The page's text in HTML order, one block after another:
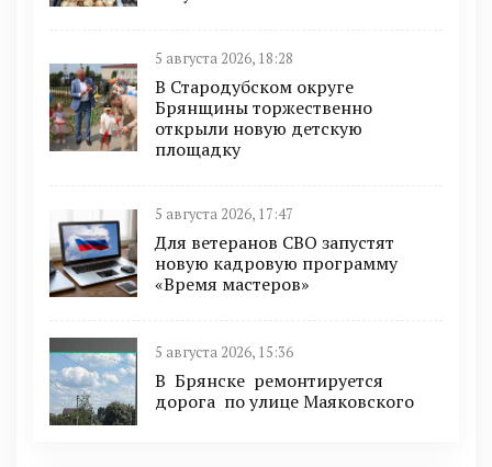
5 августа 2026, 18:28
В Стародубском округе
Брянщины торжественно
открыли новую детскую
площадку
5 августа 2026, 17:47
Для ветеранов СВО запустят
новую кадровую программу
«Время мастеров»
5 августа 2026, 15:36
В Брянске ремонтируется
дорога по улице Маяковского